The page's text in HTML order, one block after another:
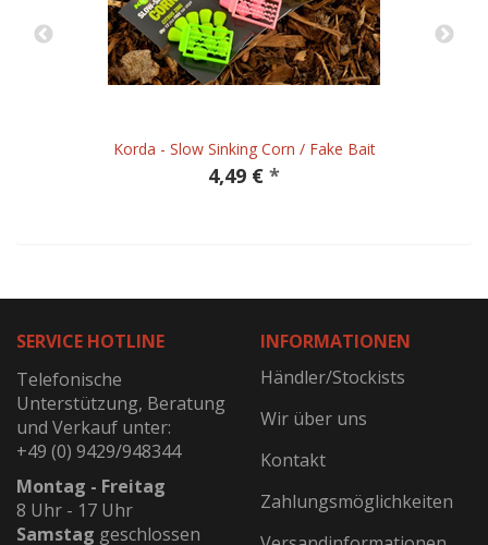
Korda - Slow Sinking Corn / Fake Bait
4,49 € *
SERVICE HOTLINE
Telefonische
Unterstützung, Beratung
und Verkauf unter:
+49 (0) 9429/948344
Montag - Freitag
8 Uhr - 17 Uhr
Samstag geschlossen
INFORMATIONEN
Händler/Stockists
Wir über uns
Kontakt
Zahlungsmöglichkeiten